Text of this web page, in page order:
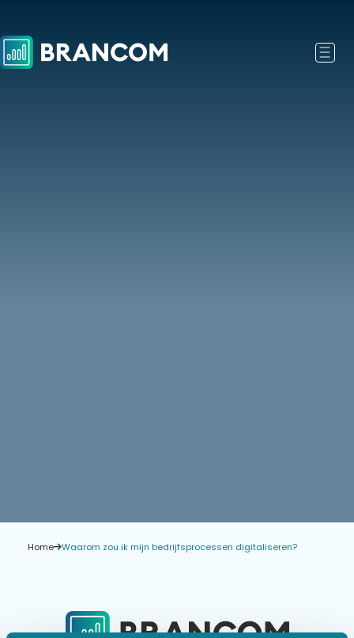
Home Waarom zou ik mijn bedrijfsprocessen digitaliseren?